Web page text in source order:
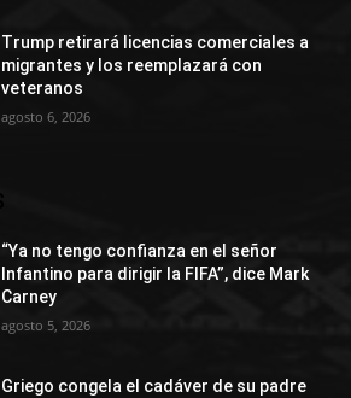
Trump retirará licencias comerciales a
migrantes y los reemplazará con
veteranos
agosto 6, 2026
“Ya no tengo confianza en el señor
Infantino para dirigir la FIFA”, dice Mark
Carney
agosto 5, 2026
Griego congela el cadáver de su padre